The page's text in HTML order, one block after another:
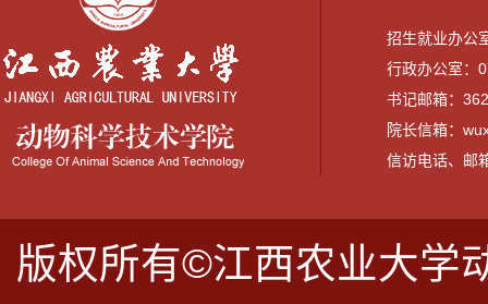
招生就业办公
行政办公室：
书记邮箱：
院长信箱：
信访电话、邮
版权所有©江西农业大学